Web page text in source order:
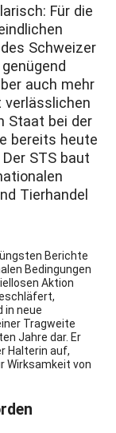
Für die
Schweizer
auch mehr
verlässlichen
Staat bei der
bereits heute
STS baut
Tierhandel
Berichte
Bedingungen
Aktion
in neue
Tragweite
Jahre dar. Er
Halterin auf,
Wirksamkeit von